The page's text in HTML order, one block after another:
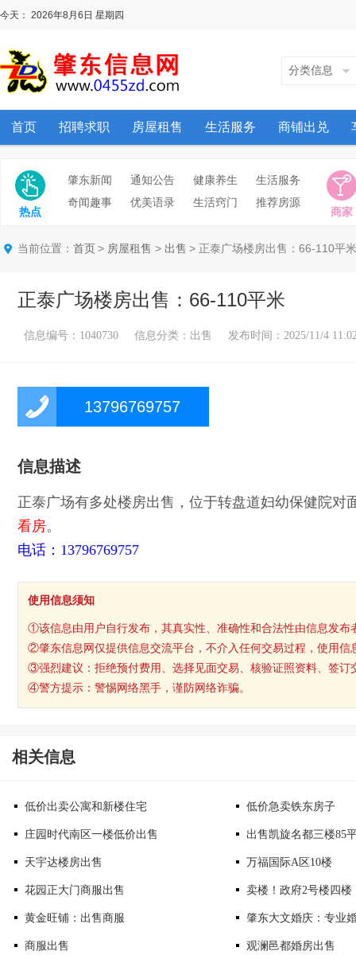
今天： 2026年8月6日 星期四
分类信息
首页 招聘求职 房屋租售 生活服务 商铺出兑
肇东新闻 通知公告 健康养生
生活服务
奇闻趣事
优美语录 生活窍门 推荐房源
热点 商家
当前位置： 首页 > 房屋租售 > 出售 > 正泰广场楼房出售：66-110平米
正泰广场楼房出售：66-110平米
信息编号：1040730 信息分类：出售 发布时间：2025/11/4
13796769757
信息描述
正泰广场有多处楼房出售，位于转盘道妇幼保健院对
看房。
电话：13796769757
使用信息须知
①该信息由用户自行发布，其真实性、准确性和合法性由信息发布
②肇东信息网仅提供信息交流平台，不介入任何交易过程，使用信
③强烈建议：拒绝预付费用、选择见面交易、核验证照资料、签订
④警方提示：警惕网络黑手，谨防网络诈骗。
相关信息
低价出卖公寓和新楼住宅 低价急卖铁东房子
庄园时代南区一楼低价出售 出售凯旋名都三楼85
天宇达楼房出售 万福国际A区10楼
花园正大门商服出售 卖楼！政府2号楼四楼
黄金旺铺：出售商服 肇东大文婚庆：专业
商服出售 观澜邑都婚房出售